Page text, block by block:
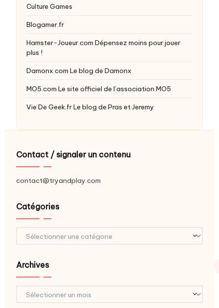
Culture Games
Blogamer.fr
Hamster-Joueur.com Dépensez moins pour jouer
plus !
Damonx.com Le blog de Damonx
MO5.com Le site officiel de l’association MO5
Vie De Geek.frLe blog de Pras et Jeremy
Contact / signaler un contenu
contact@tryandplay.com
Catégories
Catégories
Archives
Archives